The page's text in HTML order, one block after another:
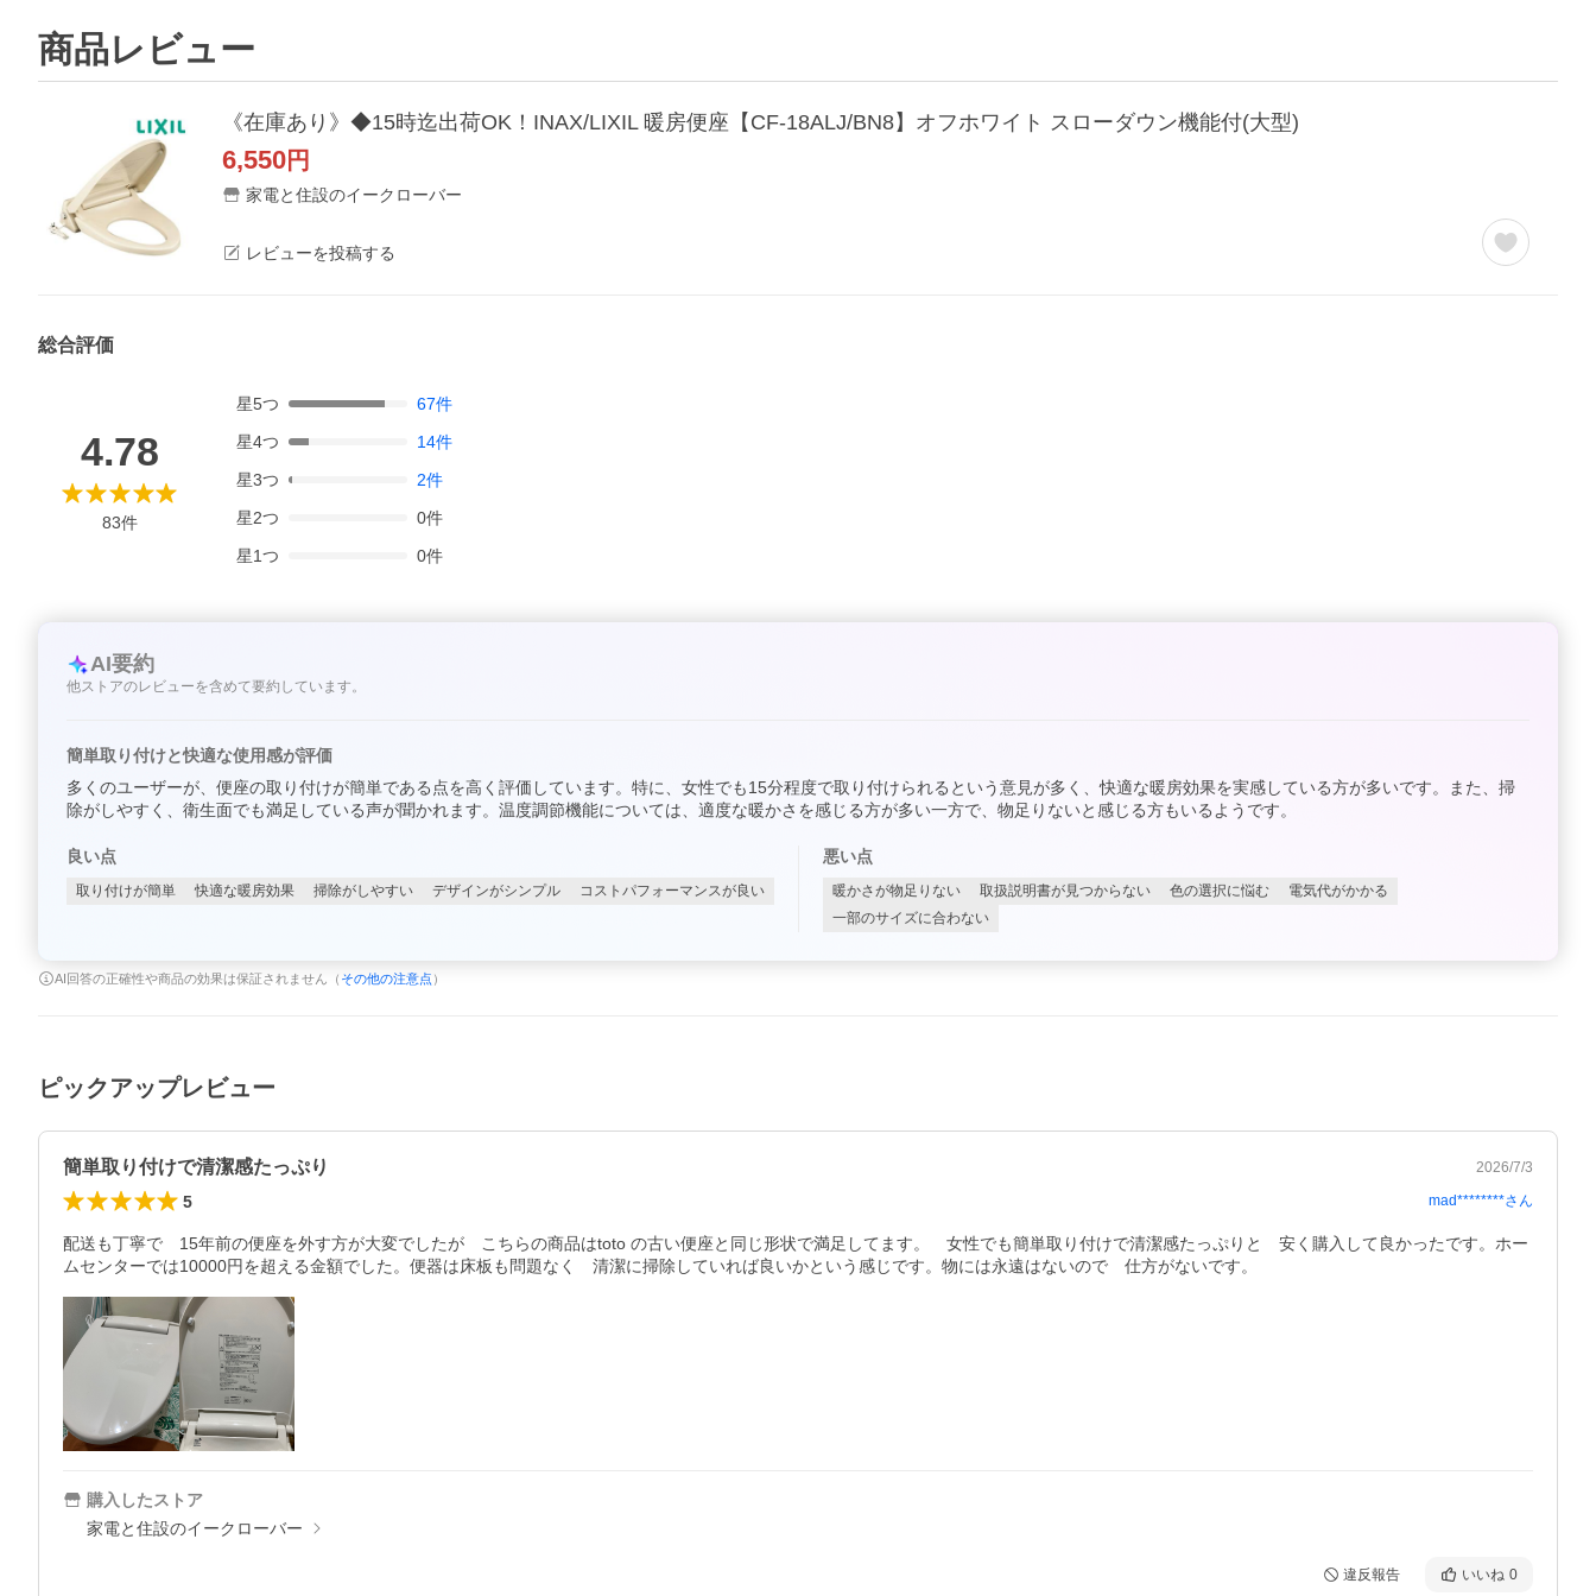
商品レビュー
《在庫あり》◆15時迄出荷OK！INAX/LIXIL 暖房便座【CF-18ALJ/BN8】オフホワイト スローダウン機能付(大型)
6,550円
家電と住設のイークローバー
レビューを投稿する
総合評価
4.78
83件
星5つ 67件
星4つ 14件
星3つ 2件
星2つ 0件
星1つ 0件
AI要約
他ストアのレビューを含めて要約しています。
簡単取り付けと快適な使用感が評価
多くのユーザーが、便座の取り付けが簡単である点を高く評価しています。特に、女性でも15分程度で取り付けられるという意見が多く、快適な暖房効果を実感している方が多いです。また、掃
除がしやすく、衛生面でも満足している声が聞かれます。温度調節機能については、適度な暖かさを感じる方が多い一方で、物足りないと感じる方もいるようです。
良い点
取り付けが簡単 快適な暖房効果 掃除がしやすい デザインがシンプル コストパフォーマンスが良い
悪い点
暖かさが物足りない 取扱説明書が見つからない 色の選択に悩む
電気代がかかる
一部のサイズに合わない
AI回答の正確性や商品の効果は保証されません（ その他の注意点 ）
ピックアップレビュー
簡単取り付けで清潔感たっぷり 2026/7/3
5 mad********さん
配送も丁寧で　15年前の便座を外す方が大変でしたが　こちらの商品はtoto の古い便座と同じ形状で満足してます。　女性でも簡単取り付けで清潔感たっぷりと　安く購入して良かったです。ホー
ムセンターでは10000円を超える金額でした。便器は床板も問題なく　清潔に掃除していれば良いかという感じです。物には永遠はないので　仕方がないです。
購入したストア
家電と住設のイークローバー
違反報告 いいね 0